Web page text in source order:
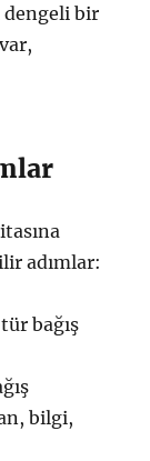
bir
adımlar:
bağış
bilgi,